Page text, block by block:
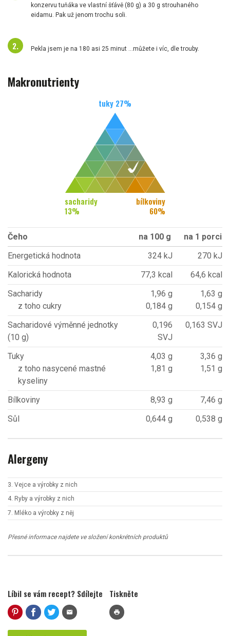
konzervu tuňáka ve vlastní šťávě (80 g) a 30 g strouhaného
eidamu. Pak už jenom trochu soli.
Pekla jsem je na 180 asi 25 minut ...můžete i víc, dle trouby.
Makronutrienty
tuky 27%
sacharidy
13%
bílkoviny
60%
Čeho na 100 g
na 1 porci
Energetická hodnota
324 kJ
270 kJ
Kalorická hodnota
77,3 kcal
64,6 kcal
Sacharidy
z toho cukry
1,96 g
0,184 g
1,63 g
0,154 g
Sacharidové výměnné jednotky
(10 g)
0,196
SVJ
0,163 SVJ
Tuky
z toho nasycené mastné
kyseliny
4,03 g
1,81 g
3,36 g
1,51 g
Bílkoviny 8,93 g
7,46 g
Sůl
0,644 g 0,538 g
Alergeny
3. Vejce a výrobky z nich
4. Ryby a výrobky z nich
7. Mléko a výrobky z něj
Přesné informace najdete ve složení konkrétních produktů
Líbil se vám recept? Sdílejte
mail
Tiskněte
print